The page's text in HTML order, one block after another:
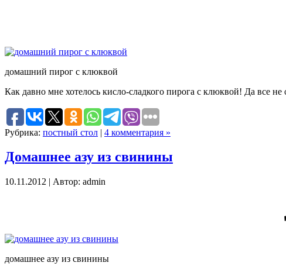
домашний пирог с клюквой
Как давно мне хотелось кисло-сладкого пирога с клюквой! Да все
Рубрика: постный стол | 4 комментария »
Домашнее азу из свинины
10.11.2012 | Автор: admin
домашнее азу из свинины